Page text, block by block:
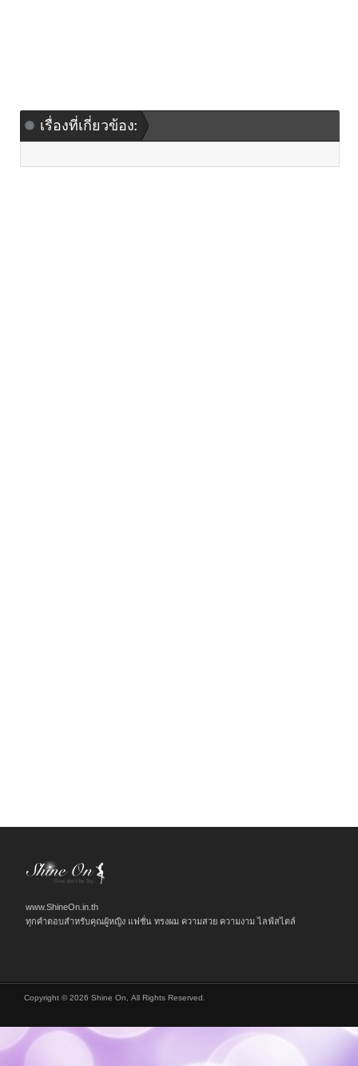
เรื่องที่เกี่ยวข้อง:
www.ShineOn.in.th
ทุกคำตอบสำหรับคุณผู้หญิง แฟชั่น ทรงผม ความสวย ความงาม ไลฟ์สไตล์
Copyright © 2026 Shine On, All Rights Reserved.